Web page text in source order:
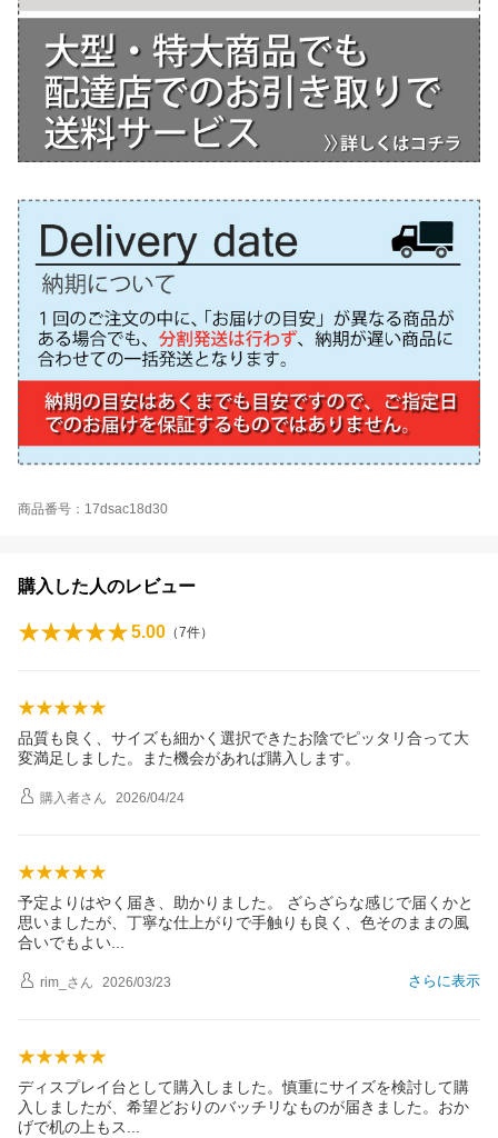
商品番号：17dsac18d30
購入した人のレビュー
5.00 （7件）
品質も良く、サイズも細かく選択できたお陰でピッタリ合って大
変満足しました。また機会があれば購入します。
購入者さん 2026/04/24
予定よりはやく届き、助かりました。 ざらざらな感じで届くかと
思いましたが、丁寧な仕上がりで手触りも良く、色そのままの風
合いでもよ い
さらに表示
rim_ さん 2026/03/23
ディスプレイ台として購入しました。慎重にサイズを検討して購
入しましたが、希望どおりのバッチリなものが届きました。おか
げで机の上もス